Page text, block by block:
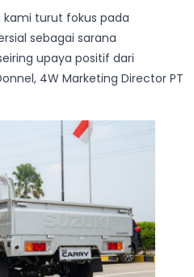
kami turut fokus pada
sebagai sarana
upaya positif dari
4W Marketing Director PT